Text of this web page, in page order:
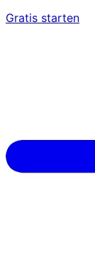
Gratis starten